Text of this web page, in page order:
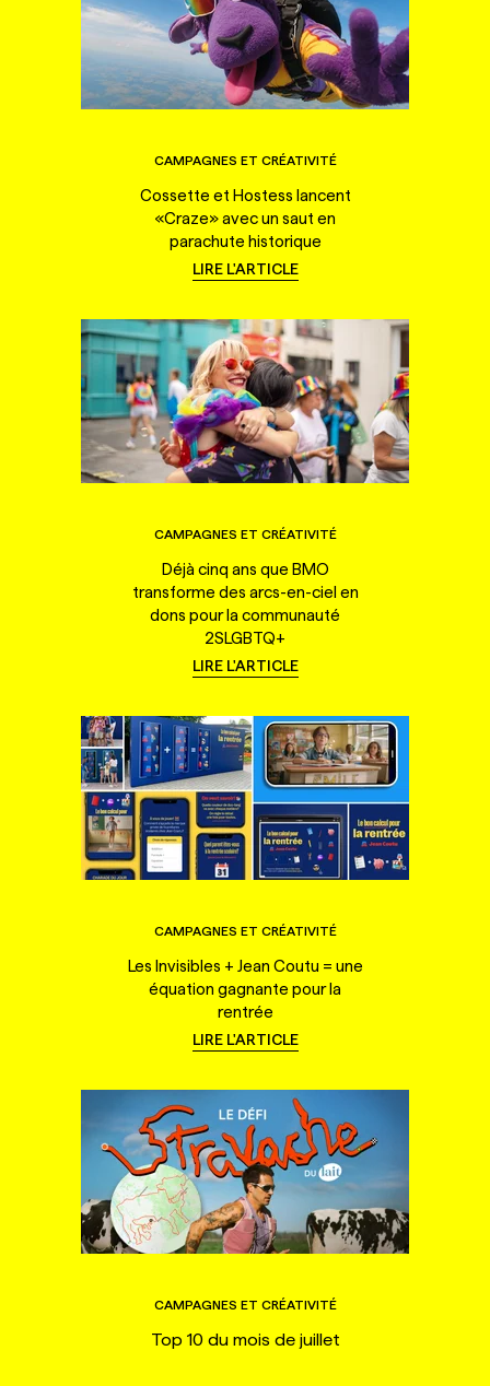
CAMPAGNES ET CRÉATIVITÉ
Cossette et Hostess lancent
«Craze» avec un saut en
parachute historique
LIRE L'ARTICLE
CAMPAGNES ET CRÉATIVITÉ
Déjà cinq ans que BMO
transforme des arcs-en-ciel en
dons pour la communauté
2SLGBTQ+
LIRE L'ARTICLE
CAMPAGNES ET CRÉATIVITÉ
Les Invisibles + Jean Coutu = une
équation gagnante pour la
rentrée
LIRE L'ARTICLE
CAMPAGNES ET CRÉATIVITÉ
Top 10 du mois de juillet